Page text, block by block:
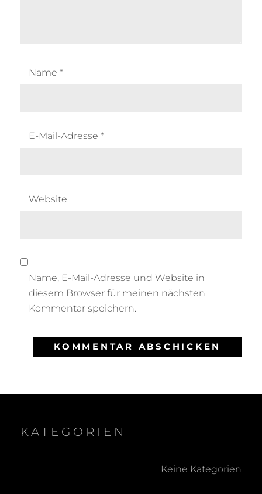
Name *
E-Mail-Adresse *
Website
Name, E-Mail-Adresse und Website in
diesem Browser für meinen nächsten
Kommentar speichern.
KATEGORIEN
Keine Kategorien